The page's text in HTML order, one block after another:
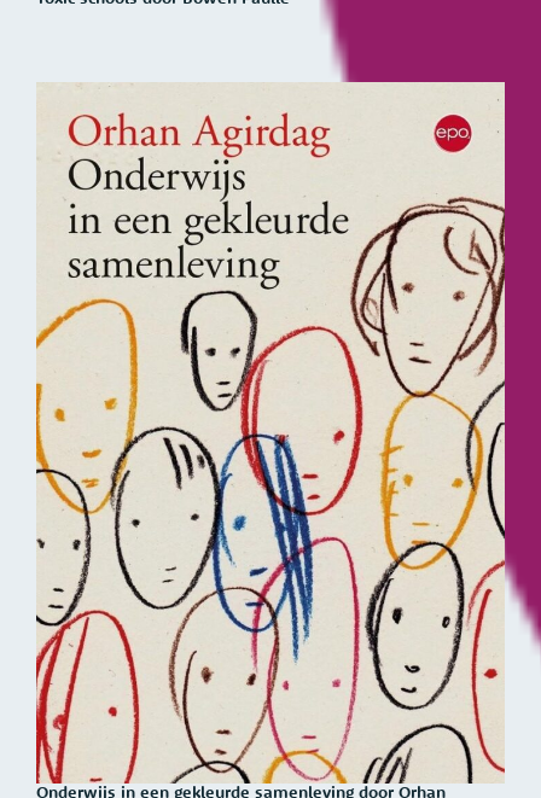
Onderwijs in een gekleurde samenleving door Orhan